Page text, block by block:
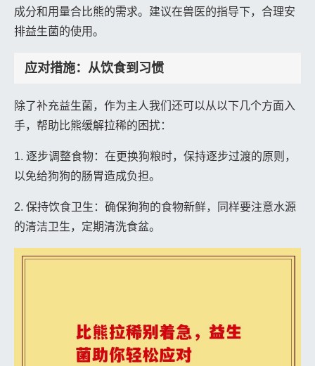
成分和用量合比熊的需求。建议在兽医的指导下，合理安
排益生菌的使用。
应对措施：从饮食到习惯
除了补充益生菌，作为主人我们还可以从以下几个方面入
手，帮助比熊缓解拉稀的困扰：
1. 逐步调整食物：在更换狗粮时，保持逐步过渡的原则，
以免给狗狗的肠胃造成负担。
2. 保持饮食卫生：确保狗狗的食物新鲜，同样要注意水源
的清洁卫生，定期清洗食盆。